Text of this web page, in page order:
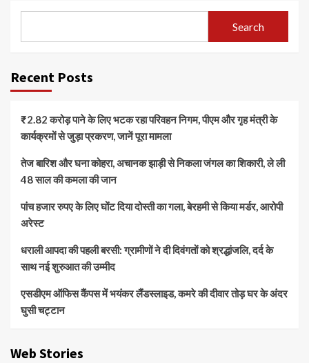
Search
Recent Posts
₹2.82 करोड़ पाने के लिए भटक रहा परिवहन निगम, पीएम और गृह मंत्री के
कार्यक्रमों से जुड़ा प्रकरण, जानें पूरा मामला
तेज बारिश और घना कोहरा, अचानक झाड़ी से निकला जंगल का शिकारी, ले ली
48 साल की कमला की जान
पांच हजार रुपए के लिए घोंट दिया दोस्ती का गला, बेरहमी से किया मर्डर, आरोपी
अरेस्ट
धराली आपदा की पहली बरसी: ग्रामीणों ने दी दिवंगतों को श्रद्धांजलि, दर्द के
साथ नई शुरुआत की उम्मीद
एसडीएम ऑफिस कैंपस में भयंकर लैंडस्लाइड, कमरे की दीवार तोड़ घर के अंदर
घुसी चट्टान
Web Stories